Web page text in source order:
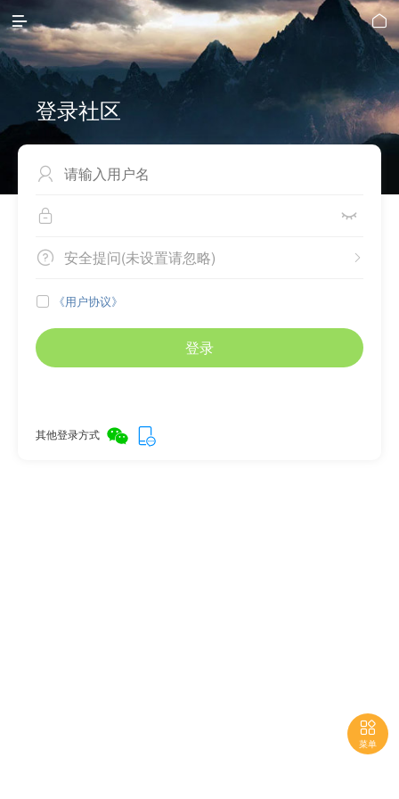
 
登录社区

 
 
安全提问(未设置请忽略)
 《用户协议》
登录
其他登录方式

菜单